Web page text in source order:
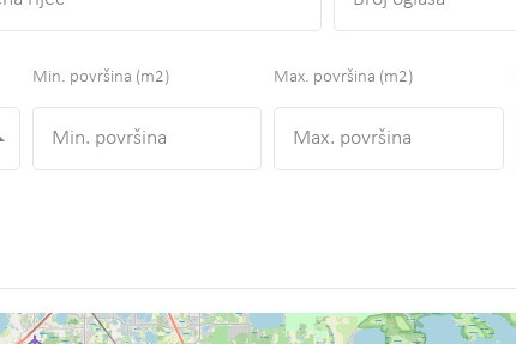
Min. površina (m2) Max. površina (m2)